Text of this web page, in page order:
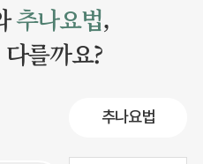
추나요법,
를까요?
추나요법